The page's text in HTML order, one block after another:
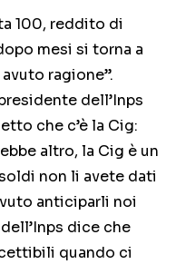
100, reddito di
mesi si torna a
ragione”.
dell’Inps
che c’è la Cig:
altro, la Cig è un
non li avete dati
anticiparli noi
dice che
quando ci